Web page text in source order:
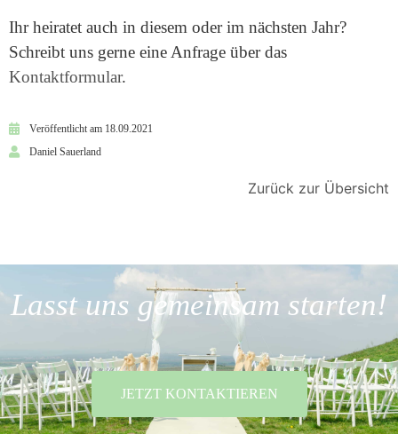
Ihr heiratet auch in diesem oder im nächsten Jahr?
Schreibt uns gerne eine Anfrage über das
Kontaktformular.
Veröffentlicht am 18.09.2021
Daniel Sauerland
Zurück zur Übersicht
Lasst uns gemeinsam starten!
JETZT KONTAKTIEREN